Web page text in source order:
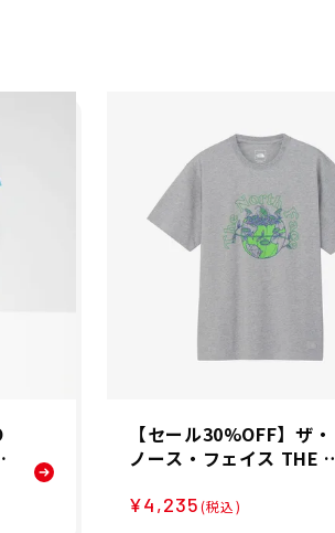
【セール30%OFF】ザ・
ノース・フェイス THE N
ショートスリーブグラウ
¥4,235(税込)